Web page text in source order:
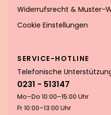
Widerrufsrecht & Muster-
Cookie Einstellungen
SERVICE-HOTLINE
Telefonische
0231 - 513147
Mo–Do 10:00–15:00 Uhr
Fr 10:00–13:00 Uhr